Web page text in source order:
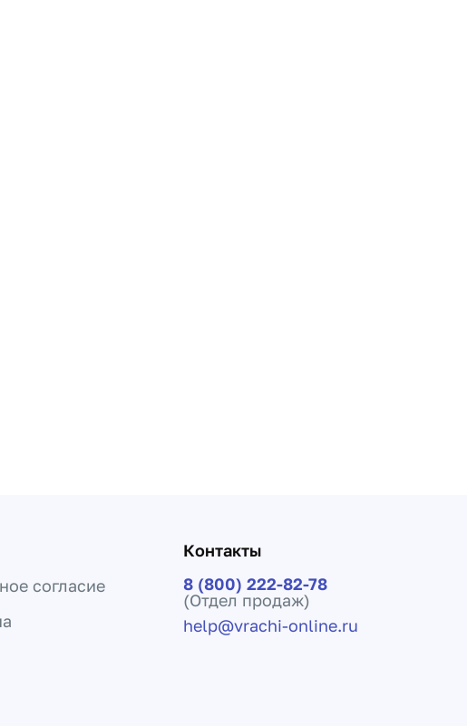
согласие
Контакты
8 (800) 222-82-78
(Отдел продаж)
help@vrachi-online.ru